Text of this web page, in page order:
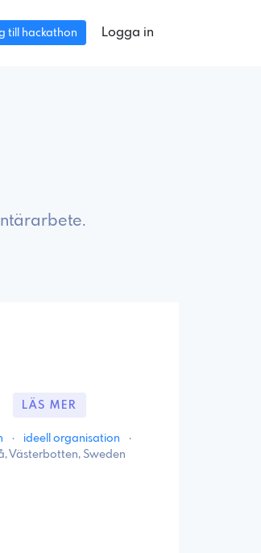
till hackathon Logga in
LÄS MER
· ideell organisation
·
Västerbotten, Sweden